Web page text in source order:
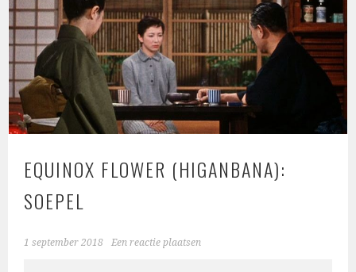
EQUINOX FLOWER (HIGANBANA):
SOEPEL
1 september 2018 Een reactie plaatsen